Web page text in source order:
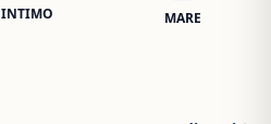
INTIMO MARE